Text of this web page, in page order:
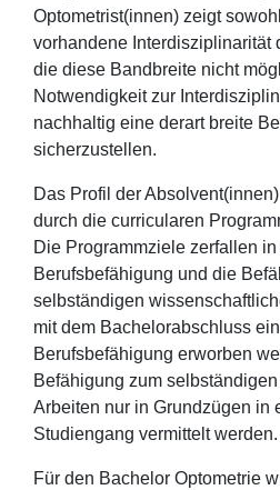
Optometrist(innen) zeigt
vorhandene Interdisziplinarität
die diese Bandbreite nicht
Notwendigkeit zur
nachhaltig eine derart breite
sicherzustellen.
Das Profil der
durch die curricularen
Die Programmziele zerfallen
Berufsbefähigung und die
selbständigen
mit dem Bachelorabschluss
Berufsbefähigung erworben
Befähigung zum
Arbeiten nur in Grundzügen in
Studiengang vermittelt werden.
Für den Bachelor Optometrie